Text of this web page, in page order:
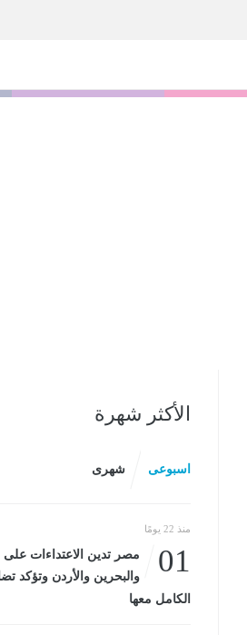
الأكثر شهرة
اسبوعى شهرى
منذ 22 يومًا
01
مصر تدين الاعتداءات على
والبحرين والأردن وتؤكد
الكامل معها